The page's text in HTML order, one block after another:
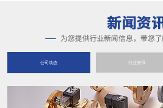
公司动态 行业资讯